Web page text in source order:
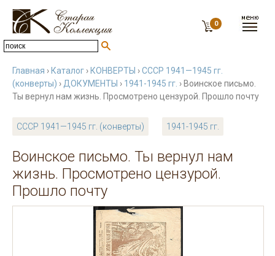
0
Главная › Каталог › КОНВЕРТЫ ›СССР 1941—1945 гг.
(конверты) › ДОКУМЕНТЫ › 1941-1945 гг. › Воинское письмо.
Ты вернул нам жизнь. Просмотрено цензурой. Прошло почту
СССР 1941—1945 гг. (конверты) 1941-1945 гг.
Воинское письмо. Ты вернул нам
жизнь. Просмотрено цензурой.
Прошло почту